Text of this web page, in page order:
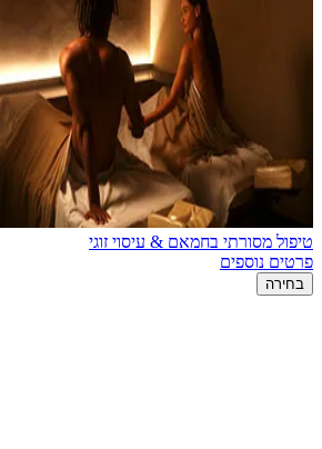
טיפול מסורתי בחמאם & עיסוי זוגי
פרטים נוספים
בחירה